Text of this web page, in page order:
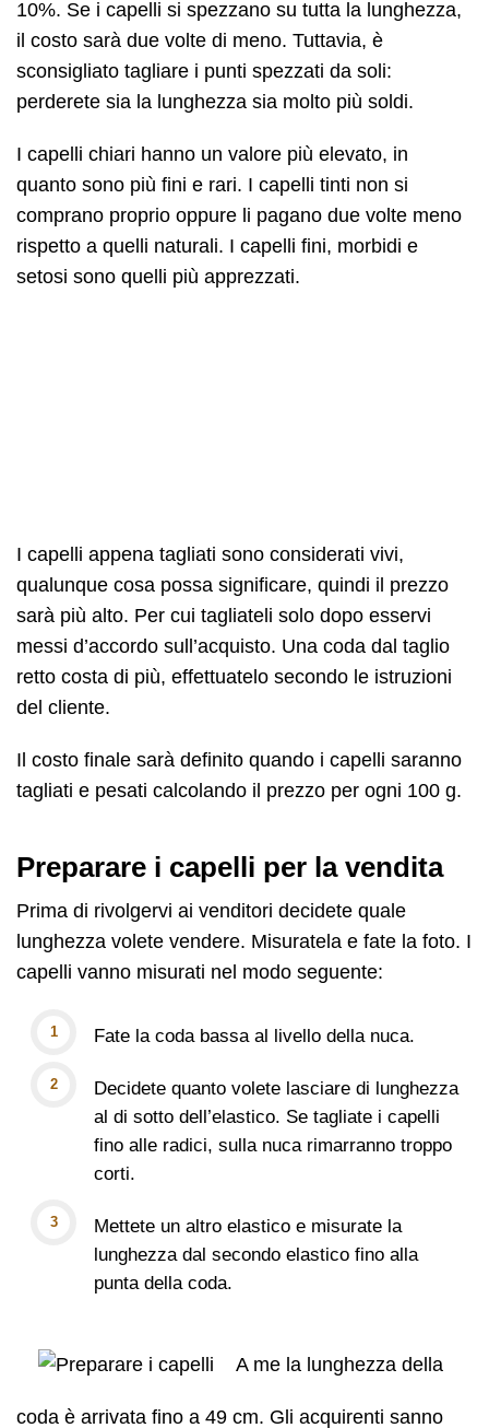
10%. Se i capelli si spezzano su tutta la lunghezza,
il costo sarà due volte di meno. Tuttavia, è
sconsigliato tagliare i punti spezzati da soli:
perderete sia la lunghezza sia molto più soldi.
I capelli chiari hanno un valore più elevato, in
quanto sono più fini e rari. I capelli tinti non si
comprano proprio oppure li pagano due volte meno
rispetto a quelli naturali. I capelli fini, morbidi e
setosi sono quelli più apprezzati.
I capelli appena tagliati sono considerati vivi,
qualunque cosa possa significare, quindi il prezzo
sarà più alto. Per cui tagliateli solo dopo esservi
messi d’accordo sull’acquisto. Una coda dal taglio
retto costa di più, effettuatelo secondo le istruzioni
del cliente.
Il costo finale sarà definito quando i capelli saranno
tagliati e pesati calcolando il prezzo per ogni 100 g.
Preparare i capelli per la vendita
Prima di rivolgervi ai venditori decidete quale
lunghezza volete vendere. Misuratela e fate la foto. I
capelli vanno misurati nel modo seguente:
Fate la coda bassa al livello della nuca.
Decidete quanto volete lasciare di lunghezza
al di sotto dell’elastico. Se tagliate i capelli
fino alle radici, sulla nuca rimarranno troppo
corti.
Mettete un altro elastico e misurate la
lunghezza dal secondo elastico fino alla
punta della coda.
A me la lunghezza della
coda è arrivata fino a 49 cm. Gli acquirenti sanno